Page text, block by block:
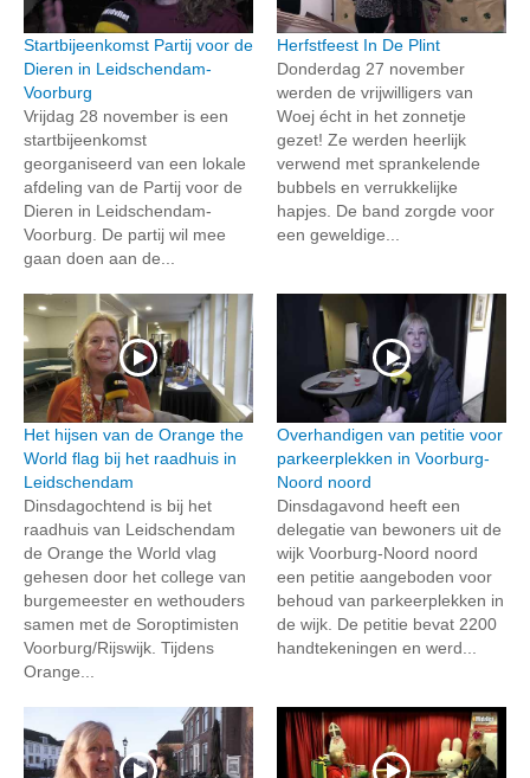
Startbijeenkomst Partij voor de
Dieren in Leidschendam-
Voorburg
Vrijdag 28 november is een
startbijeenkomst
georganiseerd van een lokale
afdeling van de Partij voor de
Dieren in Leidschendam-
Voorburg. De partij wil mee
gaan doen aan de...
Herfstfeest In De Plint
Donderdag 27 november
werden de vrijwilligers van
Woej écht in het zonnetje
gezet! Ze werden heerlijk
verwend met sprankelende
bubbels en verrukkelijke
hapjes. De band zorgde voor
een geweldige...
Het hijsen van de Orange the
World flag bij het raadhuis in
Leidschendam
Dinsdagochtend is bij het
raadhuis van Leidschendam
de Orange the World vlag
gehesen door het college van
burgemeester en wethouders
samen met de Soroptimisten
Voorburg/Rijswijk. Tijdens
Orange...
Overhandigen van petitie voor
parkeerplekken in Voorburg-
Noord noord
Dinsdagavond heeft een
delegatie van bewoners uit de
wijk Voorburg-Noord noord
een petitie aangeboden voor
behoud van parkeerplekken in
de wijk. De petitie bevat 2200
handtekeningen en werd...